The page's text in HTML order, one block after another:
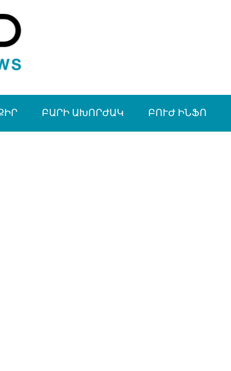
ԲԱՐԻ ԱԽՈՐԺԱԿ ԲՈՒԺ ԻՆՖՈ